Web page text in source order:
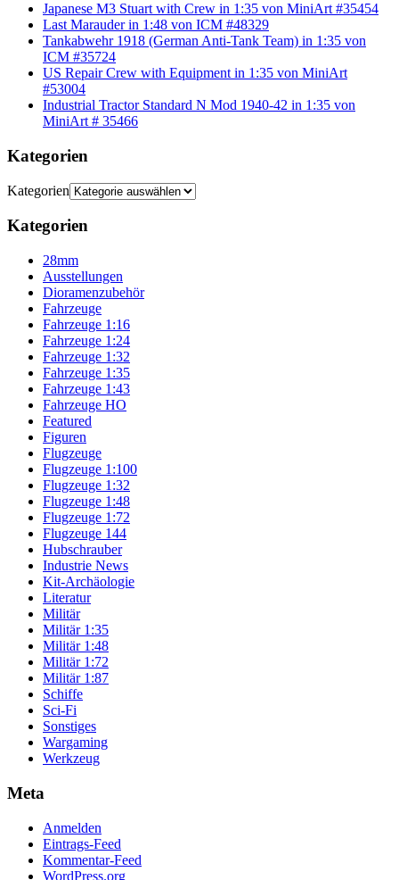
Japanese M3 Stuart with Crew in 1:35 von MiniArt #35454
Last Marauder in 1:48 von ICM #48329
Tankabwehr 1918 (German Anti-Tank Team) in 1:35 von
ICM #35724
US Repair Crew with Equipment in 1:35 von MiniArt
#53004
Industrial Tractor Standard N Mod 1940-42 in 1:35 von
MiniArt # 35466
Kategorien
Kategorien
Kategorien
28mm
Ausstellungen
Dioramenzubehör
Fahrzeuge
Fahrzeuge 1:16
Fahrzeuge 1:24
Fahrzeuge 1:32
Fahrzeuge 1:35
Fahrzeuge 1:43
Fahrzeuge HO
Featured
Figuren
Flugzeuge
Flugzeuge 1:100
Flugzeuge 1:32
Flugzeuge 1:48
Flugzeuge 1:72
Flugzeuge 144
Hubschrauber
Industrie News
Kit-Archäologie
Literatur
Militär
Militär 1:35
Militär 1:48
Militär 1:72
Militär 1:87
Schiffe
Sci-Fi
Sonstiges
Wargaming
Werkzeug
Meta
Anmelden
Eintrags-Feed
Kommentar-Feed
WordPress.org